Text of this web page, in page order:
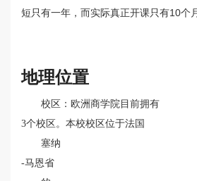
短只有一年，而实际真正开课只有10个月
地理位置
校区：欧洲商学院目前拥有
3个校区。本校校区位于法国
塞纳
-马恩省